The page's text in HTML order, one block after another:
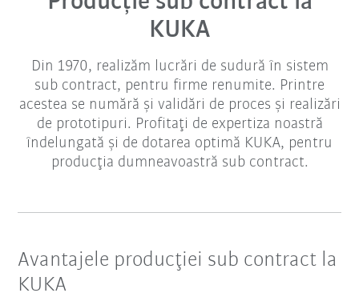
KUKA
Din 1970, realizăm lucrări de sudură în sistem
sub contract, pentru firme renumite. Printre
acestea se numără şi validări de proces şi realizări
de prototipuri. Profitaţi de expertiza noastră
îndelungată şi de dotarea optimă KUKA, pentru
producţia dumneavoastră sub contract.
Avantajele producţiei sub contract la
KUKA